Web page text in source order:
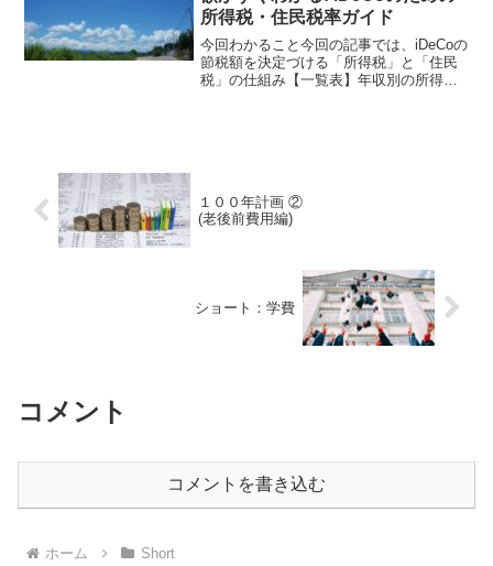
所得税・住民税率ガイド
今回わかること今回の記事では、iDeCoの
節税額を決定づける「所得税」と「住民
税」の仕組み【一覧表】年収別の所得税
１００年計画 ②
(老後前費用編)
ショート：学費
コメント
コメントを書き込む
ホーム Short